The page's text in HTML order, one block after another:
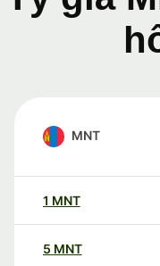
MNT
1 MNT
5 MNT